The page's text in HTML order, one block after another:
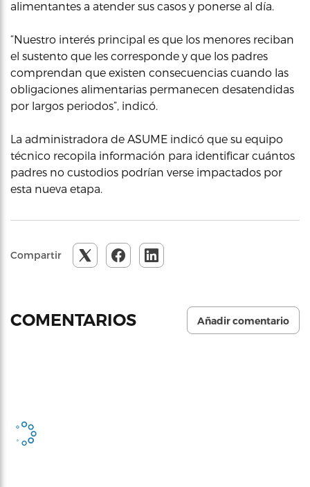
alimentantes a atender sus casos y ponerse al día.
“Nuestro interés principal es que los menores reciban
el sustento que les corresponde y que los padres
comprendan que existen consecuencias cuando las
obligaciones alimentarias permanecen desatendidas
por largos periodos”, indicó.
La administradora de ASUME indicó que su equipo
técnico recopila información para identificar cuántos
padres no custodios podrían verse impactados por
esta nueva etapa.
Compartir
COMENTARIOS Añadir comentario